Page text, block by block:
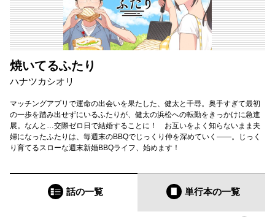
焼いてるふたり
ハナツカシオリ
マッチングアプリで運命の出会いを果たした、健太と千尋。奥手すぎて最初
の一歩を踏み出せずにいるふたりが、健太の浜松への転勤をきっかけに急進
展。なんと…交際ゼロ日で結婚することに！ お互いをよく知らないまま夫
婦になったふたりは、毎週末のBBQでじっくり仲を深めていく――。じっく
り育てるスローな週末新婚BBQライフ、始めます！
話の一覧 単行本の一覧